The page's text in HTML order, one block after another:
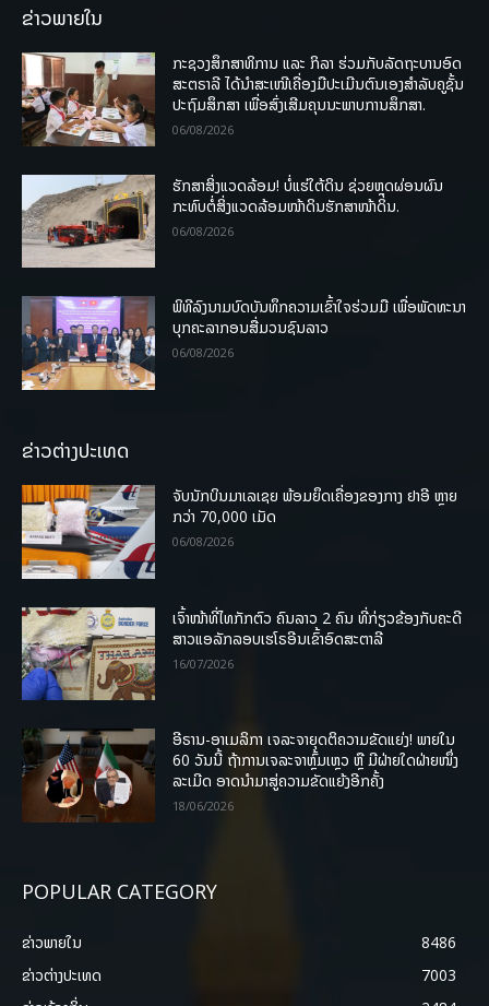
ຂ່າວພາຍໃນ
ກະຊວງສຶກສາທິການ ແລະ ກິລາ ຮ່ວມກັບລັດຖະບານອົດ
ສະຕຣາລີ ໄດ້ນຳສະເໜີເຄື່ອງມືປະເມີນຕົນເອງສຳລັບຄູຊັ້ນ
ປະຖົມສຶກສາ ເພື່ອສົ່ງເສີມຄຸນນະພາບການສຶກສາ.
06/08/2026
ຮັກສາສິ່ງແວດລ້ອມ! ບໍ່ແຮ່ໃຕ້ດິນ ຊ່ວຍຫຼຸດຜ່ອນຜົນ
ກະທົບຕໍ່ສິ່ງແວດລ້ອມໜ້າດິນຮັກສາໜ້າດິນ.
06/08/2026
ພິທີລົງນາມບົດບັນທຶກຄວາມເຂົ້າໃຈຮ່ວມມື ເພື່ອພັດທະນາ
ບຸກຄະລາກອນສື່ມວນຊົນລາວ
06/08/2026
ຂ່າວຕ່າງປະເທດ
ຈັບນັກບິນມາເລເຊຍ ພ້ອມຍຶດເຄື່ອງຂອງກາງ ຢາອີ ຫຼາຍ
ກວ່າ 70,000 ເມັດ
06/08/2026
ເຈົ້າໜ້າທີ່ໄທກັກຕົວ ຄົນລາວ 2 ຄົນ ທີ່ກ່ຽວຂ້ອງກັບຄະດີ
ສາວແອລັກລອບເຮໂຣອີນເຂົ້າອົດສະຕາລີ
16/07/2026
ອີຣານ-ອາເມລິກາ ເຈລະຈາຍຸດຕິຄວາມຂັດແຍ່ງ! ພາຍໃນ
60 ວັນນີ້ ຖ້າການເຈລະຈາຫຼົ້ມເຫຼວ ຫຼື ມີຝ່າຍໃດຝ່າຍໜຶ່ງ
ລະເມີດ ອາດນໍາມາສູ່ຄວາມຂັດແຍ້ງອີກຄັ້ງ
18/06/2026
POPULAR CATEGORY
ຂ່າວພາຍ​ໃນ
8486
ຂ່າວຕ່າງປະເທດ
7003